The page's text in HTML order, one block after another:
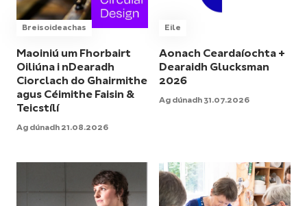
Breisoideachas
Maoiniú um Fhorbairt
Oiliúna i nDearadh
Ciorclach do Ghairmithe
agus Céimithe Faisin &
Teicstílí
Ag dúnadh 21.08.2026
Eile
Aonach Ceardaíochta +
Dearaidh Glucksman
2026
Ag dúnadh 31.07.2026